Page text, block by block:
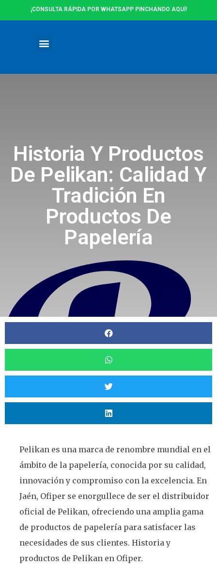
¡CONSULTA RÁPIDA POR WHATSAPP PINCHANDO AQUÍ!
Historia Y Productos
De Pelikan: Calidad Y
Tradición En
Productos De
Papelería
Pelikan es una marca de renombre mundial en el
ámbito de la papelería, conocida por su calidad,
innovación y compromiso con la excelencia. En
Jaén, Ofiper se enorgullece de ser el distribuidor
oficial de Pelikan, ofreciendo una amplia gama
de productos de papelería para satisfacer las
necesidades de sus clientes. Historia y
productos de Pelikan en Ofiper.